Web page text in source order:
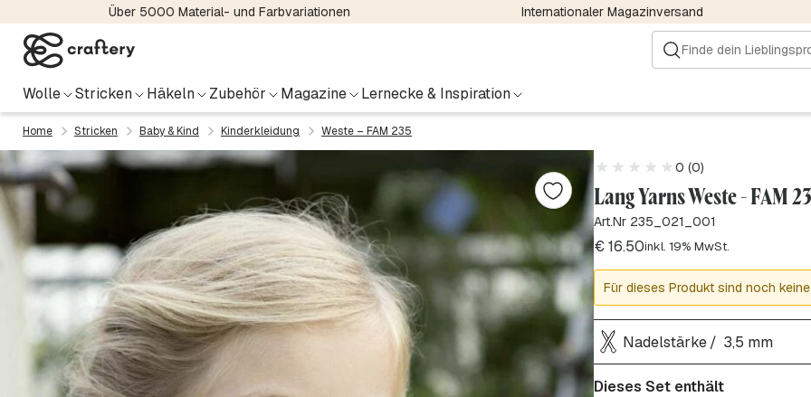
Über 5000 Material- und Farbvariationen Internationaler Magazinversand
Wolle Stricken Häkeln Zubehör Magazine Lernecke & Inspiration
Home Stricken Baby & Kind Kinderkleidung Weste – FAM 235
0 (0)
Lang Yarns Weste - FAM
Art.Nr 235_021_001
€16.50inkl. 19% MwSt.
Für dieses Produkt sind noch
Nadelstärke 3,5 mm
Dieses Set enthält